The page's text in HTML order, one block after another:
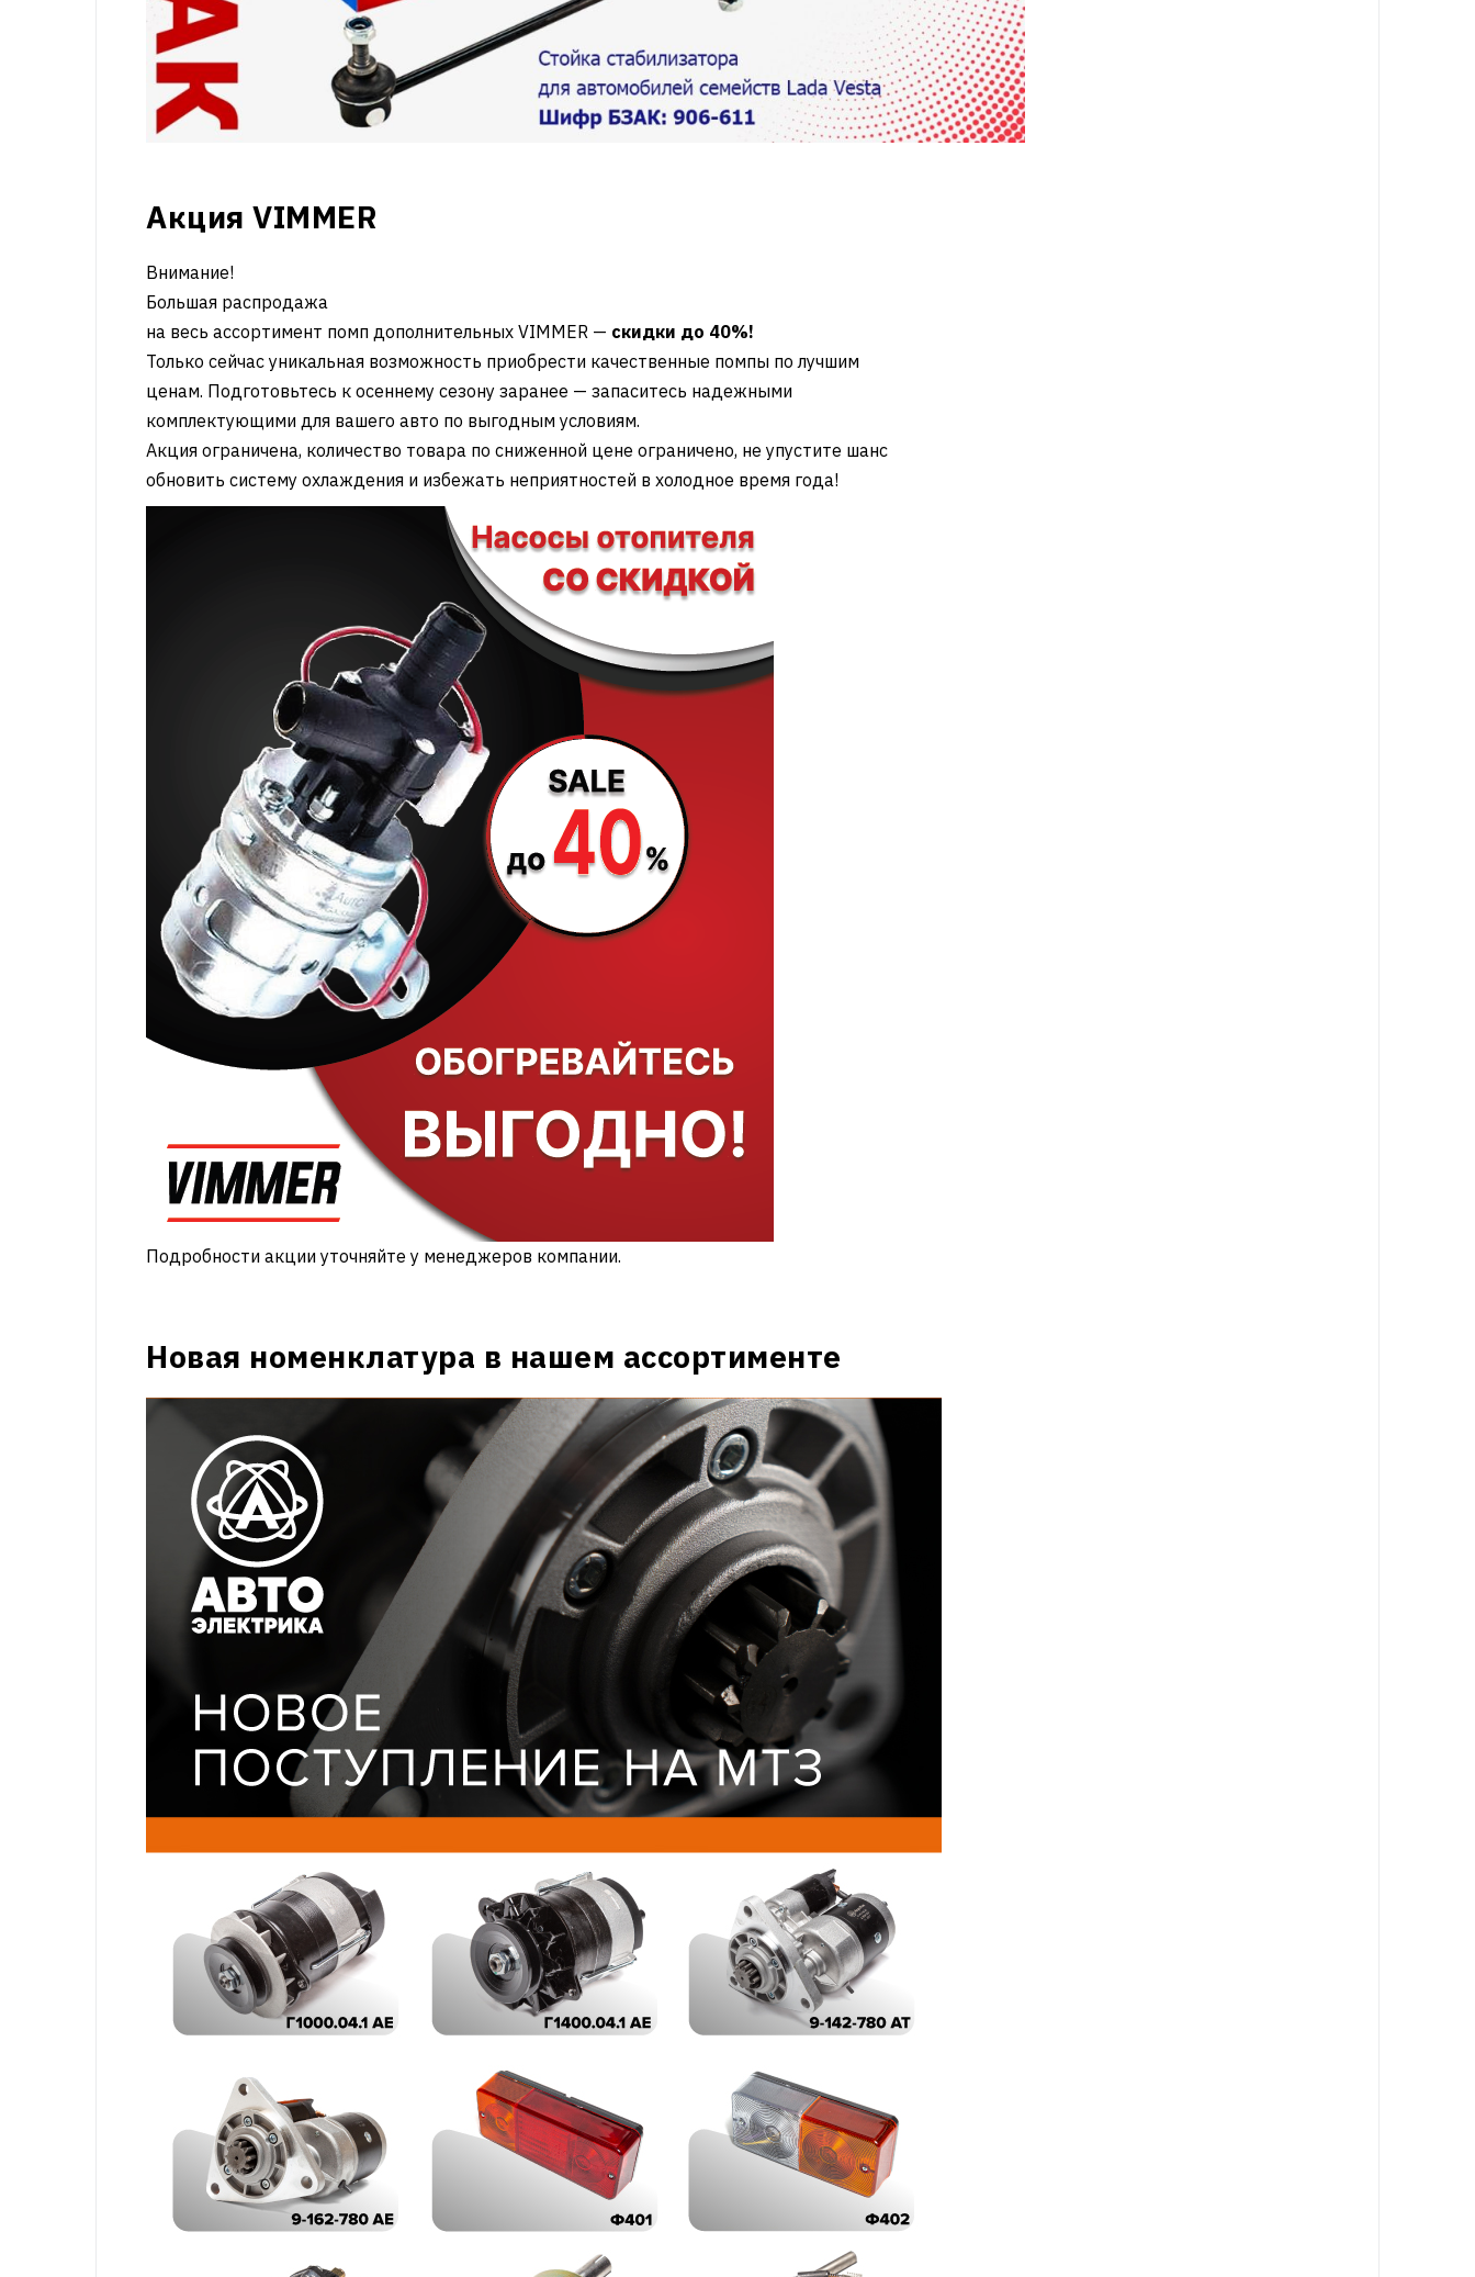
Акция VIMMER
Внимание!
Большая распродажа
на весь ассортимент помп дополнительных VIMMER — скидки до 40%!
Только сейчас уникальная возможность приобрести качественные помпы по лучшим
ценам. Подготовьтесь к осеннему сезону заранее — запаситесь надежными
комплектующими для вашего авто по выгодным условиям.
Акция ограничена, количество товара по сниженной цене ограничено, не упустите шанс
обновить систему охлаждения и избежать неприятностей в холодное время года!
Подробности акции уточняйте у менеджеров компании.
Новая номенклатура в нашем ассортименте